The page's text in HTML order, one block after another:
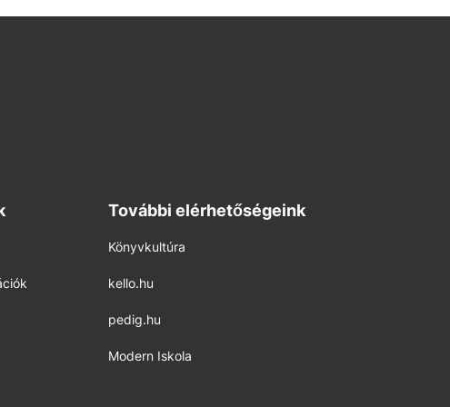
További elérhetőségeink
Könyvkultúra
kello.hu
pedig.hu
Modern Iskola